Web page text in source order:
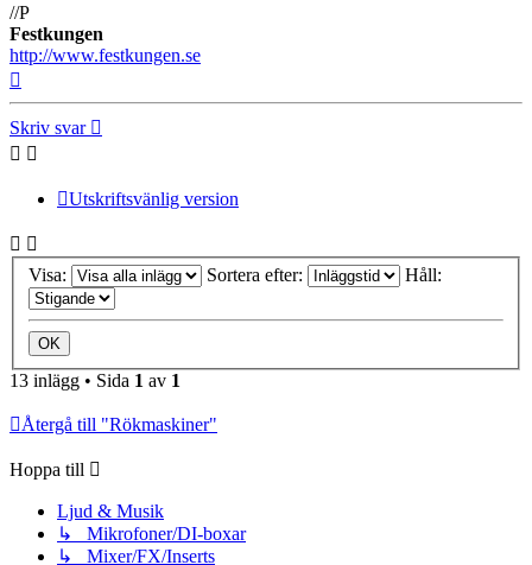
//P
Festkungen
http://www.festkungen.se
Skriv svar
Utskriftsvänlig version
Visa: Sortera efter: Håll:
13 inlägg • Sida 1 av 1
Återgå till "Rökmaskiner"
Hoppa till
Ljud & Musik
↳ Mikrofoner/DI-boxar
↳ Mixer/FX/Inserts